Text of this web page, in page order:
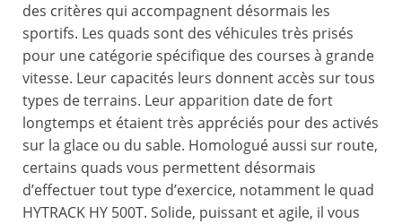
des critères qui accompagnent désormais les
sportifs. Les quads sont des véhicules très prisés
pour une catégorie spécifique des courses à grande
vitesse. Leur capacités leurs donnent accès sur tous
types de terrains. Leur apparition date de fort
longtemps et étaient très appréciés pour des activés
sur la glace ou du sable. Homologué aussi sur route,
certains quads vous permettent désormais
d’effectuer tout type d’exercice, notamment le quad
HYTRACK HY 500T. Solide, puissant et agile, il vous